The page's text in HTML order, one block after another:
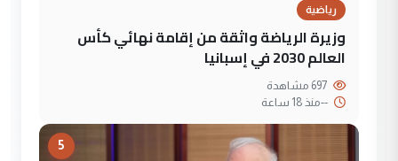
رياضية
وزيرة الرياضة واثقة من إقامة نهائي كأس
العالم 2030 في إسبانيا
--منذ 18 ساعة
5